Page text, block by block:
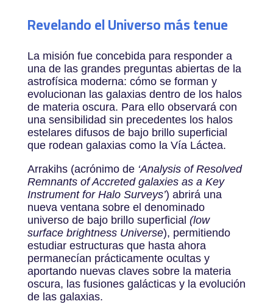
Revelando el Universo más tenue
La misión fue concebida para responder a
una de las grandes preguntas abiertas de la
astrofísica moderna: cómo se forman y
evolucionan las galaxias dentro de los halos
de materia oscura. Para ello observará con
una sensibilidad sin precedentes los halos
estelares difusos de bajo brillo superficial
que rodean galaxias como la Vía Láctea.
Arrakihs (acrónimo de ‘Analysis of Resolved
Remnants of Accreted galaxies as a Key
Instrument for Halo Surveys’) abrirá una
nueva ventana sobre el denominado
universo de bajo brillo superficial (low
surface brightness Universe), permitiendo
estudiar estructuras que hasta ahora
permanecían prácticamente ocultas y
aportando nuevas claves sobre la materia
oscura, las fusiones galácticas y la evolución
de las galaxias.